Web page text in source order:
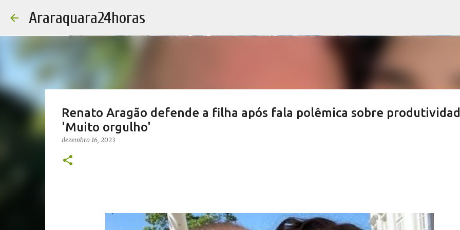
Araraquara24horas
Renato Aragão defende a filha após fala polêmica sobre
'Muito orgulho'
dezembro 16, 2023